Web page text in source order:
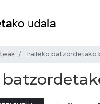
Iraileko batzordetako